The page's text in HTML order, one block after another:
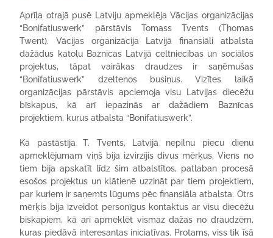
Aprīļa otrajā pusē Latviju apmeklēja Vācijas organizācijas
“Bonifatiuswerk” pārstāvis Tomass Tvents (Thomas
Twent). Vācijas organizācija Latvijā finansiāli atbalsta
dažādus katoļu Baznīcas Latvijā celtniecības un sociālos
projektus, tāpat vairākas draudzes ir saņēmušas
“Bonifatiuswerk” dzeltenos busiņus. Vizītes laikā
organizācijas pārstāvis apciemoja visu Latvijas diecēžu
bīskapus, kā arī iepazinās ar dažādiem Baznīcas
projektiem, kurus atbalsta “Bonifatiuswerk”.
Kā pastāstīja T. Tvents, Latvijā nepilnu piecu dienu
apmeklējumam viņš bija izvirzījis divus mērķus. Viens no
tiem bija apskatīt līdz šim atbalstītos, patlaban procesā
esošos projektus un klātienē uzzināt par tiem projektiem,
par kuriem ir saņemts lūgums pēc finansiāla atbalsta. Otrs
mērķis bija izveidot personīgus kontaktus ar visu diecēžu
bīskapiem, kā arī apmeklēt vismaz dažas no draudzēm,
kuras piedāvā interesantas iniciatīvas. Protams, viss tik īsā